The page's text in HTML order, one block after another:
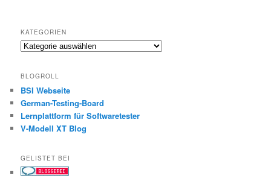
KATEGORIEN
Kategorien
BLOGROLL
BSI Webseite
German-Testing-Board
Lernplattform für Softwaretester
V-Modell XT Blog
GELISTET BEI